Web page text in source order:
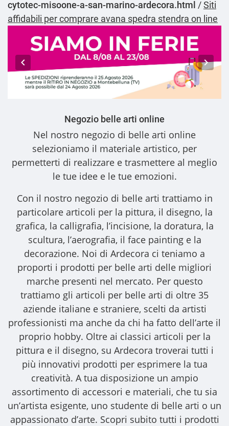
cytotec-misoone-a-san-marino-ardecora.html /Siti
affidabili per comprare avana spedra stendra on line
Negozio belle arti online
Nel nostro negozio di belle arti online
selezioniamo il materiale artistico, per
permetterti di realizzare e trasmettere al meglio
le tue idee e le tue emozioni.
Con il nostro negozio di belle arti trattiamo in
particolare articoli per la pittura, il disegno, la
grafica, la calligrafia, l’incisione, la doratura, la
scultura, l’aerografia, il face painting e la
decorazione. Noi di Ardecora ci teniamo a
proporti i prodotti per belle arti delle migliori
marche presenti nel mercato. Per questo
trattiamo gli articoli per belle arti di oltre 35
aziende italiane e straniere, scelti da artisti
professionisti ma anche da chi ha fatto dell’arte il
proprio hobby. Oltre ai classici articoli per la
pittura e il disegno, su Ardecora troverai tutti i
più innovativi prodotti per esprimere la tua
creatività. A tua disposizione un ampio
assortimento di accessori e materiali, che tu sia
un’artista esigente, uno studente di belle arti o un
appassionato d’arte. Scopri subito tutti i prodotti